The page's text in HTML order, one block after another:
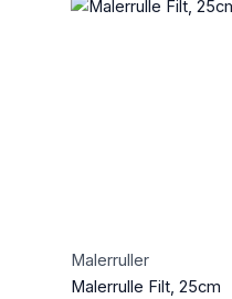
Malerruller
Malerrulle Filt, 25cm